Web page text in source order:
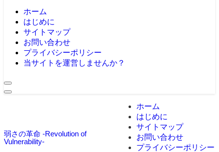
ホーム
はじめに
サイトマップ
お問い合わせ
プライバシーポリシー
当サイトを運営しませんか？
弱さの革命 -Revolution of
Vulnerability-
ホーム
はじめに
サイトマップ
お問い合わせ
プライバシーポリシー